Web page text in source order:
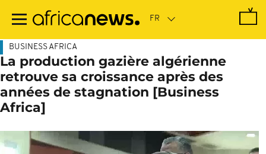
contenu
BUSINESS AFRICA
La production gazière algérienne
retrouve sa croissance après des
années de stagnation [Business
Africa]